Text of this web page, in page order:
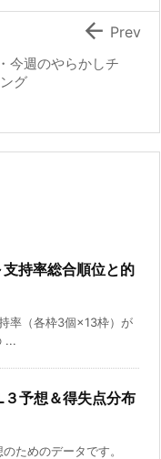
今週のやらかしチ
グ
 Prev
持率総合順位と的
率（各枠3個×13枠）が
...
予想＆得失点分布
ためのデータです。